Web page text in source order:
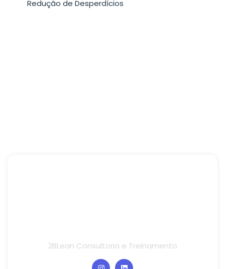
Redução de Desperdícios
2BLean Consultoria e Treinamento